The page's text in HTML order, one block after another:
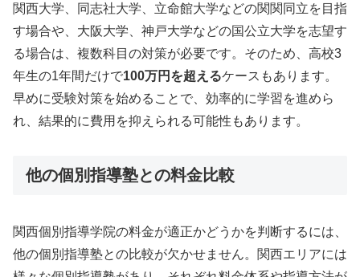
関西大学、同志社大学、立命館大学などの関関同立を目指
す場合や、大阪大学、神戸大学などの国公立大学を志望す
る場合は、複数科目の対策が必要です。そのため、高校3
年生の1年間だけで100万円を超えるケースもあります。
早めに受験対策を始めることで、効率的に学習を進めら
れ、結果的に費用を抑えられる可能性もあります。
他の個別指導塾との料金比較
関西個別指導学院の料金が適正かどうかを判断するには、
他の個別指導塾との比較が欠かせません。関西エリアには